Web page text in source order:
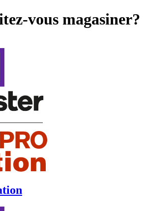
vous magasiner?